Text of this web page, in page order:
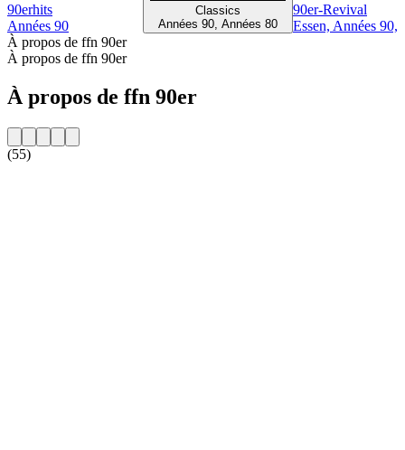
90erhits
Années 90
Classics
Années 90, Années 80
90er-Revival
Essen, Années 90,
À propos de ffn 90er
À propos de ffn 90er
À propos de ffn 90er
(55)